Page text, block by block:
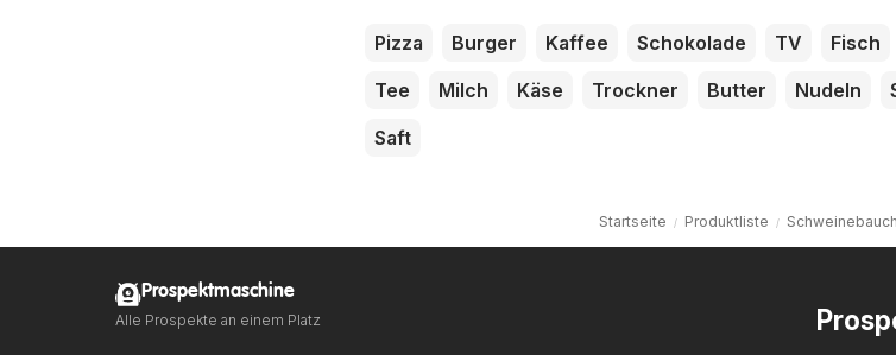
Pizza Burger Kaffee Schokolade TV Fisch
Tee
Milch Käse Trockner Butter Nudeln
Saft
Startseite Produktliste Schweinebauch
Prospektmaschine
Alle Prospekte an einem Platz